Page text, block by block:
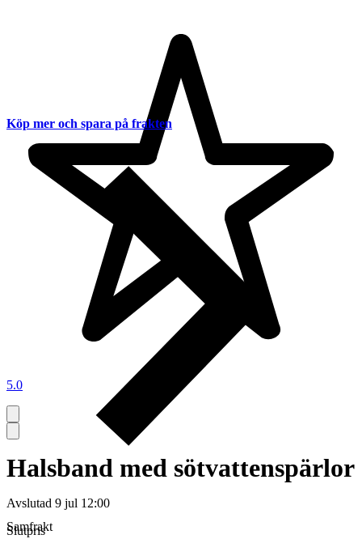
5.0
Halsband med sötvattenspärlor
Avslutad 9 jul 12:00
Slutpris
Köp mer och spara på frakten
Samfrakt